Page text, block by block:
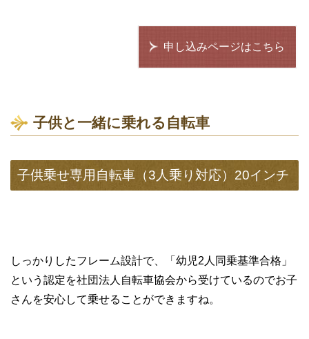
申し込みページはこちら
子供と一緒に乗れる自転車
子供乗せ専用自転車（3人乗り対応）20インチ
しっかりしたフレーム設計で、「幼児2人同乗基準合格」
という認定を社団法人自転車協会から受けているのでお子
さんを安心して乗せることができますね。